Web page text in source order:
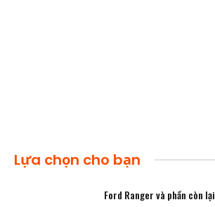
Lựa chọn cho bạn
Ford Ranger và phần còn lại